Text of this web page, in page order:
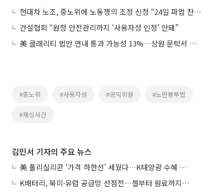
현대차 노조, 중노위에 노동쟁의 조정 신청 “24일 파업 찬반투표”
건설협회 “원청 안전관리까지 ‘사용자성 인정’ 안돼”
美 클래리티 법안 연내 통과 가능성 13%…상원 문턱서 제동
#중노위 #사용자성 #공익위원 #노란봉투법
#재심사건
김민서 기자의 주요 뉴스
美 폴리실리콘 ‘가격 하한선’ 세웠다…K태양광 수혜 기대
K배터리, 북미·유럽 공급망 선점전…셀부터 원료까지 현지화